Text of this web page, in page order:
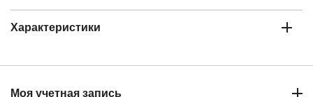
Характеристики
Моя учетная запись